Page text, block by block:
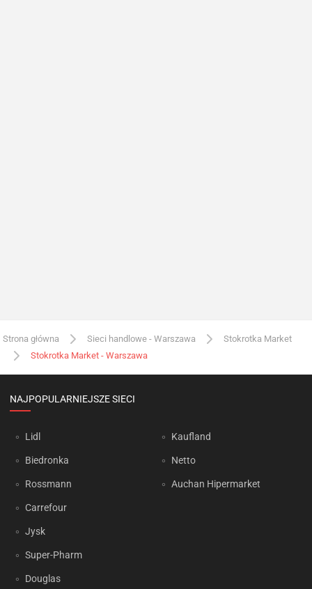
Strona główna Sieci handlowe - Warszawa
Stokrotka Market
Stokrotka Market - Warszawa
NAJPOPULARNIEJSZE SIECI
Lidl
Biedronka
Rossmann
Carrefour
Jysk
Super-Pharm
Douglas
Kaufland
Netto
Auchan Hipermarket